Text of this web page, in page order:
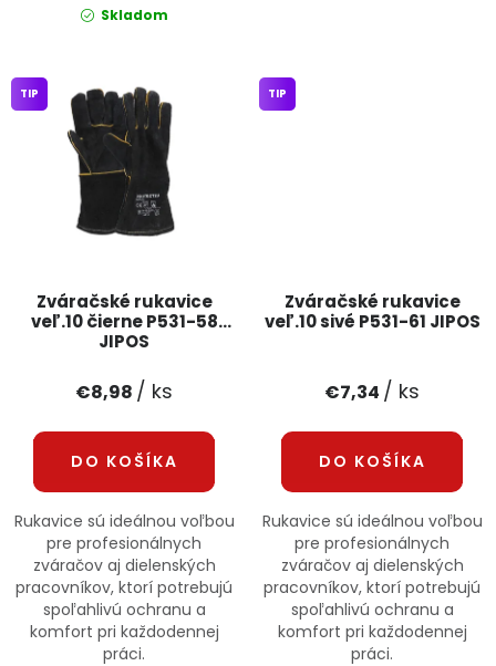
Skladom
Zváračské rukavice
veľ.10 čierne P531-58
JIPOS
TIP
€8,98 / ks
DO KOŠÍKA
Rukavice sú ideálnou voľbou
pre profesionálnych
zváračov aj dielenských
pracovníkov, ktorí potrebujú
spoľahlivú ochranu a
komfort pri každodennej
práci.
Zváračské rukavice
veľ.10 sivé P531-61 JIPOS
TIP
€7,34 / ks
DO KOŠÍKA
Rukavice sú ideálnou voľbou
pre profesionálnych
zváračov aj dielenských
pracovníkov, ktorí potrebujú
spoľahlivú ochranu a
komfort pri každodennej
práci.